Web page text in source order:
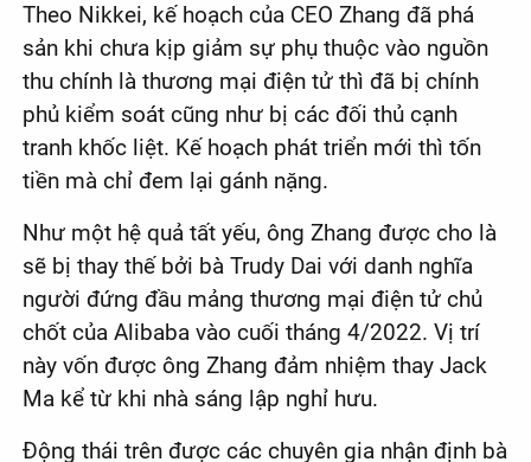
Theo Nikkei, kế hoạch của CEO Zhang đã phá
sản khi chưa kịp giảm sự phụ thuộc vào nguồn
thu chính là thương mại điện tử thì đã bị chính
phủ kiểm soát cũng như bị các đối thủ cạnh
tranh khốc liệt. Kế hoạch phát triển mới thì tốn
tiền mà chỉ đem lại gánh nặng.
Như một hệ quả tất yếu, ông Zhang được cho là
sẽ bị thay thế bởi bà Trudy Dai với danh nghĩa
người đứng đầu mảng thương mại điện tử chủ
chốt của Alibaba vào cuối tháng 4/2022. Vị trí
này vốn được ông Zhang đảm nhiệm thay Jack
Ma kể từ khi nhà sáng lập nghỉ hưu.
Động thái trên được các chuyên gia nhận định bà